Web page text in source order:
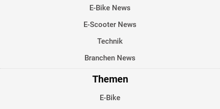
E-Bike News
E-Scooter News
Technik
Branchen News
Themen
E-Bike